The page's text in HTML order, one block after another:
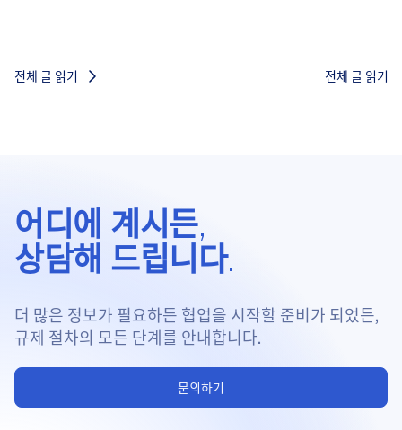
전체 글 읽기 전체 글 읽기
어디에 계시든,
상담해 드립니다.
더 많은 정보가 필요하든 협업을 시작할 준비가 되었든,
규제 절차의 모든 단계를 안내합니다.
문의하기